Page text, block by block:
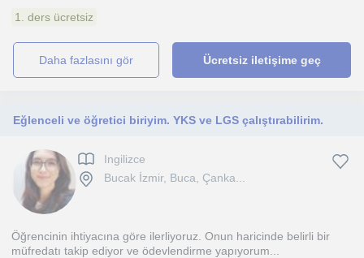
1. ders ücretsiz
daha fazlasını gör Ücretsiz iletişime geç
Eğlenceli ve öğretici biriyim. YKS ve LGS çalıştırabilirim.
Ingilizce
Bucak İzmir, Buca, Çanka...
Öğrencinin ihtiyacına göre ilerliyoruz. Onun haricinde belirli bir
müfredatı takip ediyor ve ödevlendirme yapıyorum...